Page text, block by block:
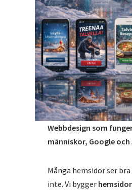
Webbdesign som
människor, Google och
Många hemsidor ser
inte. Vi bygger